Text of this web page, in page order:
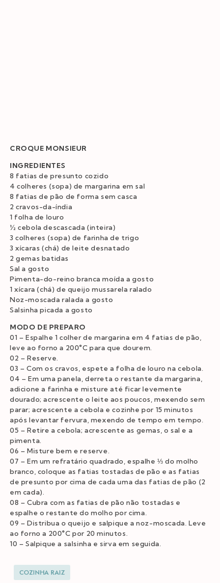
CROQUE MONSIEUR
INGREDIENTES
8 fatias de presunto cozido
4 colheres (sopa) de margarina em sal
8 fatias de pão de forma sem casca
2 cravos-da-índia
1 folha de louro
½ cebola descascada (inteira)
3 colheres (sopa) de farinha de trigo
3 xícaras (chá) de leite desnatado
2 gemas batidas
Sal a gosto
Pimenta-do-reino branca moída a gosto
1 xícara (chá) de queijo mussarela ralado
Noz-moscada ralada a gosto
Salsinha picada a gosto
MODO DE PREPARO
01 – Espalhe 1 colher de margarina em 4 fatias de pão,
leve ao forno a 200°C para que dourem.
02 – Reserve.
03 – Com os cravos, espete a folha de louro na cebola.
04 – Em uma panela, derreta o restante da margarina,
adicione a farinha e misture até ficar levemente
dourado; acrescente o leite aos poucos, mexendo sem
parar; acrescente a cebola e cozinhe por 15 minutos
após levantar fervura, mexendo de tempo em tempo.
05 – Retire a cebola; acrescente as gemas, o sal e a
pimenta.
06 – Misture bem e reserve.
07 – Em um refratário quadrado, espalhe ⅓ do molho
branco, coloque as fatias tostadas de pão e as fatias
de presunto por cima de cada uma das fatias de pão (2
em cada).
08 – Cubra com as fatias de pão não tostadas e
espalhe o restante do molho por cima.
09 – Distribua o queijo e salpique a noz-moscada. Leve
ao forno a 200°C por 20 minutos.
10 – Salpique a salsinha e sirva em seguida.
COZINHA RAIZ